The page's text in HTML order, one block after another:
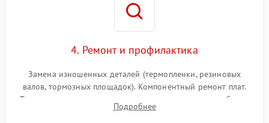
4. Ремонт и профилактика
Замена изношенных деталей (термопленки, резиновых
валов, тормозных площадок). Компонентный ремонт плат.
Тщательная очистка тракта печати, контактов и линз блока
лазера (LSU) от просыпанного тонера и пыли.
Подробнее